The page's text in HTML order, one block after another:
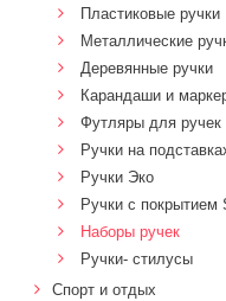
Пластиковые ручки
Металлические
Деревянные ручки
Карандаши и
Футляры для ручек
Ручки на
Ручки Эко
Ручки с покрытием
Наборы ручек
Ручки- стилусы
Спорт и отдых